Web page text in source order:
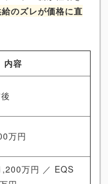
のズレが価格に直
内容
万円
万円 ／ EQS